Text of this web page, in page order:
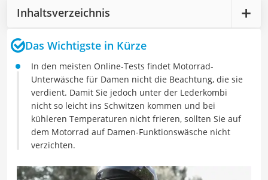
Inhaltsverzeichnis
Das Wichtigste in Kürze
In den meisten Online-Tests findet Motorrad-
Unterwäsche für Damen nicht die Beachtung, die sie
verdient. Damit Sie jedoch unter der Lederkombi
nicht so leicht ins Schwitzen kommen und bei
kühleren Temperaturen nicht frieren, sollten Sie auf
dem Motorrad auf Damen-Funktionswäsche nicht
verzichten.